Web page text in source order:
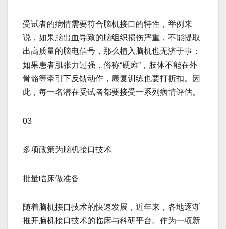
受试者的病情需要符合脑机接口的特性，举例来
说，如果脑出血导致的脑组织损伤严重，不能提取
出高质量的脑电信号，那么植入脑机也无济于事；
如果患者肌张力过强，俗称“硬瘫”，肢体不能在外
骨骼等牵引下反馈动作，康复训练也要打折扣。因
此，每一名潜在受试者都要接受一系列病情评估。
03
多项政策为脑机接口技术
批量临床做准备
随着脑机接口技术的快速发展，近年来，各地逐渐
推开脑机接口技术的临床与科研平台。作为一项新